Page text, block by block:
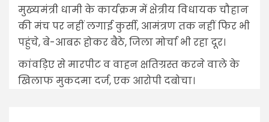
मुख्यमंत्री धामी के कार्यक्रम में क्षेत्रीय विधायक चौहान
की मंच पर नहीं लगाई कुर्सी, आमंत्रण तक नहीं फिर भी
पहुंचे, बे-आबरू होकर बैठे, जिला मोर्चा भी रहा दूर।
कांवड़िए से मारपीट व वाहन क्षतिग्रस्त करने वाले के
खिलाफ मुकदमा दर्ज, एक आरोपी दबोचा।